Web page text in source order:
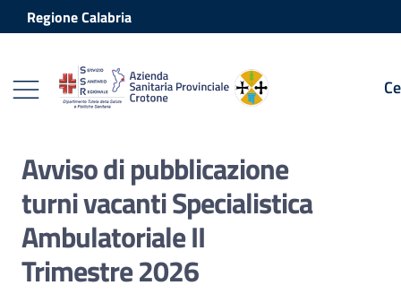
Vai ai contenuti
Vai al footer
Regione Calabria
Avviso di pubblicazione
turni vacanti Specialistica
Ambulatoriale II
Trimestre 2026